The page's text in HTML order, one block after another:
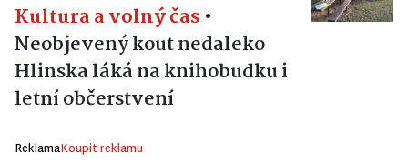
Kultura a volný čas •
Neobjevený kout nedaleko
Hlinska láká na knihobudku i
letní občerstvení
ReklamaKoupit reklamu